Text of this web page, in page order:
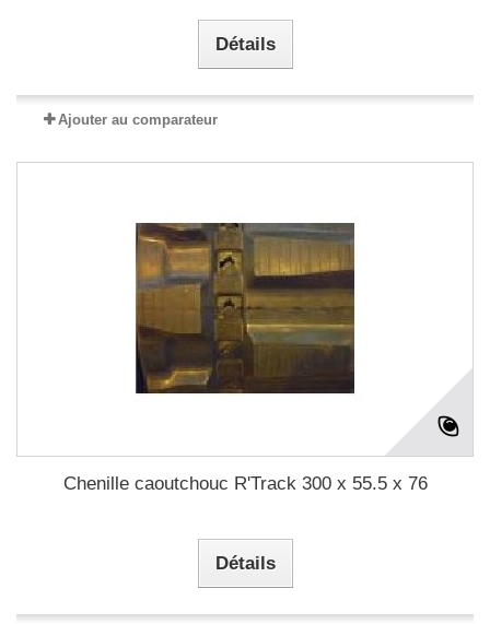
Détails
Ajouter au comparateur
Chenille caoutchouc R'Track 300 x 55.5 x 76
Détails